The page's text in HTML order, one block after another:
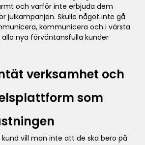
och varför inte erbjuda dem
julkampanjen. Skulle något inte gå
kommunicera och i värsta
nya förväntansfulla kunder
verksamhet och
som
vill man inte att de ska bero på